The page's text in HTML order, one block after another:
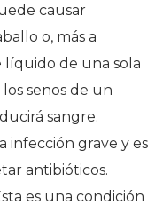
causar
o, más a
líquido de una sola
senos de un
sangre.
infección grave y es
antibióticos.
es una condición